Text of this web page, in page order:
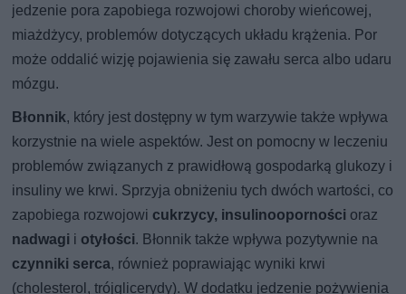
jedzenie pora zapobiega rozwojowi choroby wieńcowej,
miażdżycy, problemów dotyczących układu krążenia. Por
może oddalić wizję pojawienia się zawału serca albo udaru
mózgu.
Błonnik, który jest dostępny w tym warzywie także wpływa
korzystnie na wiele aspektów. Jest on pomocny w leczeniu
problemów związanych z prawidłową gospodarką glukozy i
insuliny we krwi. Sprzyja obniżeniu tych dwóch wartości, co
zapobiega rozwojowi cukrzycy, insulinooporności oraz
nadwagi i otyłości. Błonnik także wpływa pozytywnie na
czynniki serca, również poprawiając wyniki krwi
(cholesterol, trójglicerydy). W dodatku jedzenie pożywienia